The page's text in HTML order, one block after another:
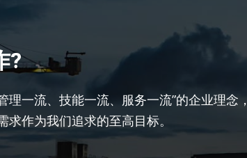
?
理一流、技能一流、服务一流”的企业理念，
作为我们追求的至高目标。